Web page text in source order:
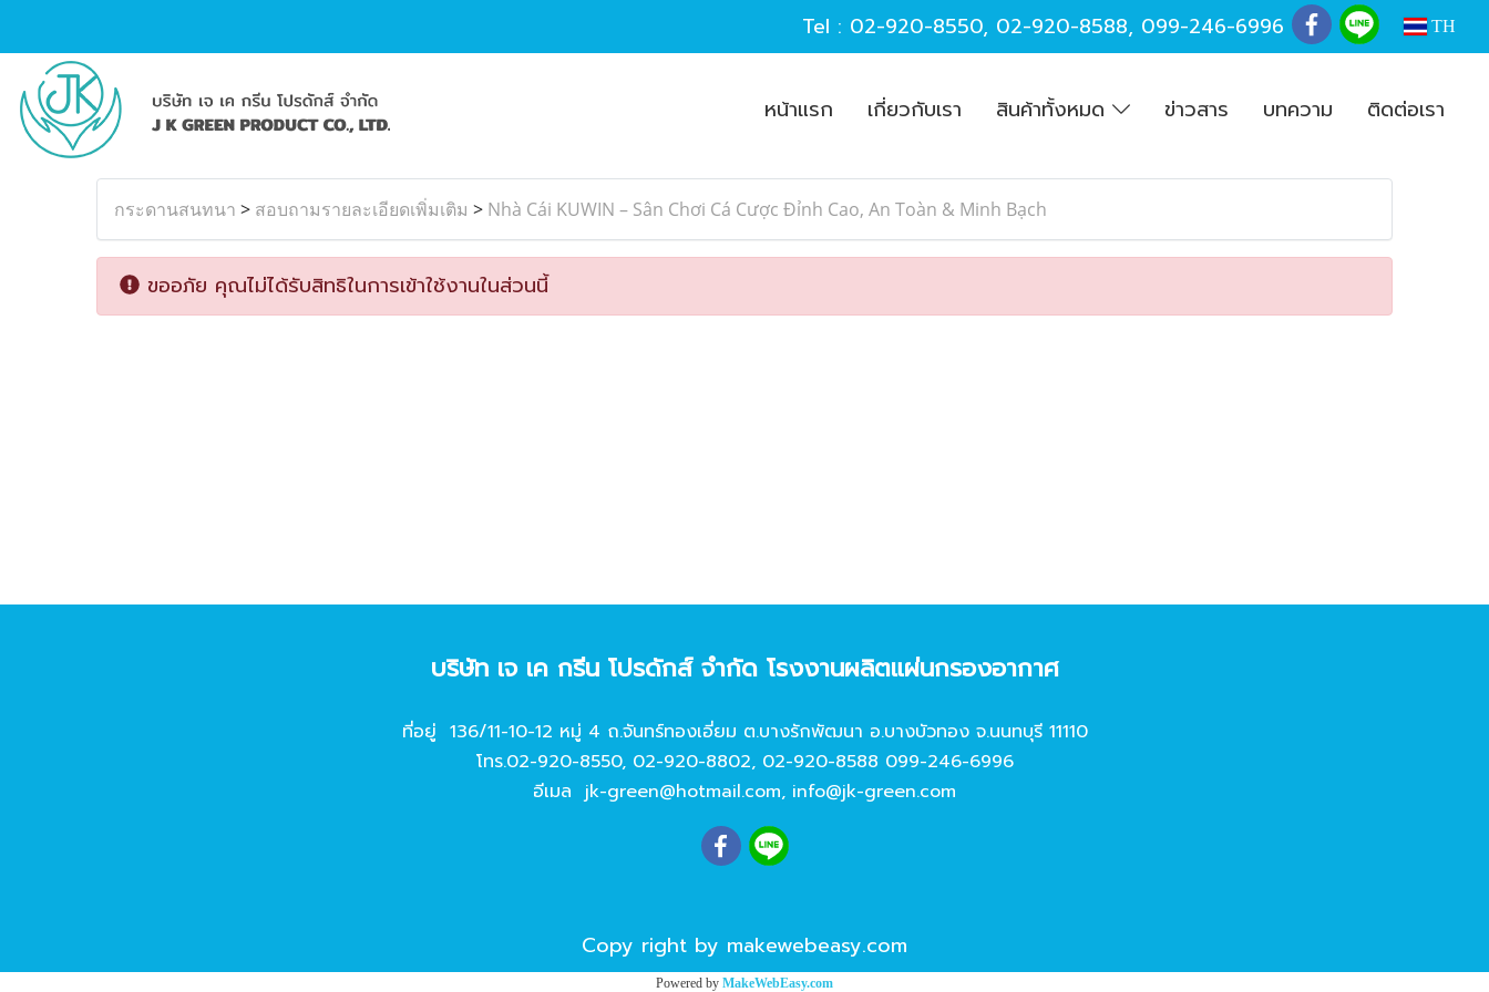
Tel : 02-920-8550, 02-920-8588, 099-246-6996 TH
หน้าแรก เกี่ยวกับเรา สินค้าทั้งหมด ข่าวสาร บทความ ติดต่อเรา
กระดานสนทนา > สอบถามรายละเอียดเพิ่มเติม > Nhà Cái KUWIN – Sân Chơi Cá Cược Đỉnh Cao, An Toàn & Minh Bạch
ขออภัย คุณไม่ได้รับสิทธิในการเข้าใช้งานในส่วนนี้
บริษัท เจ เค กรีน โปรดักส์ จํากัด โรงงานผลิตแผ่นกรองอากาศ
ที่อยู่ 136/11-10-12 หมู่ 4 ถ.จันทร์ทองเอี่ยม ต.บางรักพัฒนา อ.บางบัวทอง จ.นนทบุรี 11110
โทร.02-920-8550, 02-920-8802, 02-920-8588 099-246-6996
อีเมล jk-green@hotmail.com, info@jk-green.com
Copy right by makewebeasy.com
Powered by MakeWebEasy.com